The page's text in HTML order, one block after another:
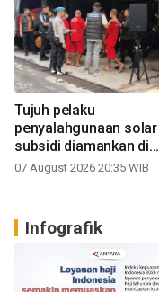
Tujuh pelaku
penyalahgunaan solar
subsidi diamankan di
Sumbar
07 August 2026 20:35 WIB
Infografik